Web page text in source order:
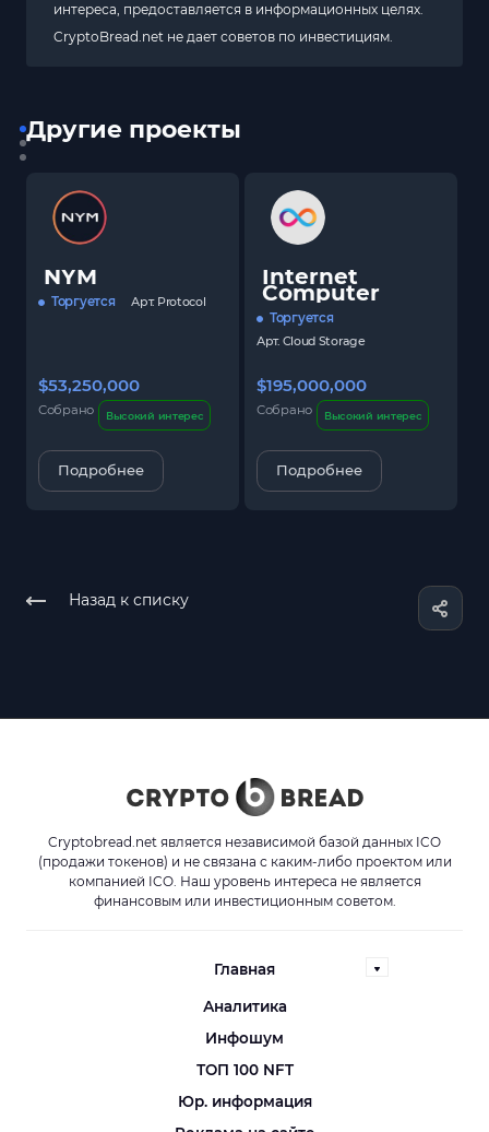
интереса, предоставляется в информационных целях.
CryptoBread.net не дает советов по инвестициям.
Другие проекты
NYM
Торгуется Арт. Protocol
$53,250,000
Собрано Высокий интерес
Подробнее
Internet
Computer
Торгуется
Арт. Cloud Storage
$195,000,000
Собрано Высокий интерес
Подробнее
Назад к списку
Cryptobread.net является независимой базой данных ICO
(продажи токенов) и не связана с каким-либо проектом или
компанией ICO. Наш уровень интереса не является
финансовым или инвестиционным советом.
Главная
Аналитика
Инфошум
ТОП 100 NFT
Юр. информация